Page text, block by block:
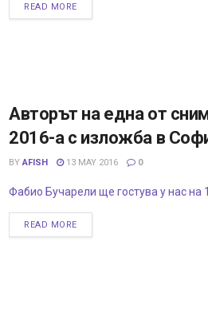
READ MORE
Авторът на една от
2016-a с изложба в
BY AFISH 13 MAY 2016 0
Фабио Бучарели ще гостува у нас на
READ MORE